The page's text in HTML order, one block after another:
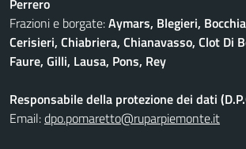
Perrero
Frazioni e borgate:Aymars, Blegieri,
Cerisieri, Chiabriera, Chianavasso, Clot Di
Faure, Gilli, Lausa, Pons, Rey
Responsabile della protezione dei dati
Email:dpo.pomaretto@ruparpiemonte.it